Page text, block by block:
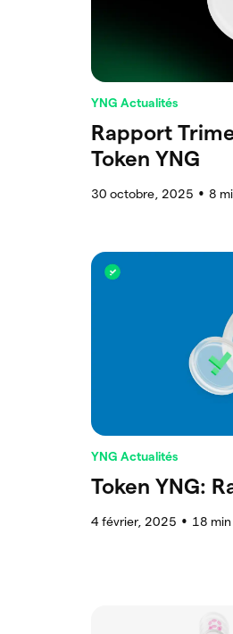
YNG Actualités
Rapport
Token YNG
30 octobre, 2025 ● 8
YNG Actualités
Token YNG:
4 février, 2025 ● 18 min